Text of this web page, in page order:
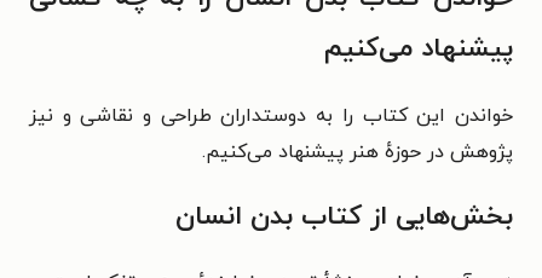
پیشنهاد می‌کنیم
خواندن این کتاب را به دوستداران طراحی و نقاشی و نیز
پژوهش در حوزهٔ هنر پیشنهاد می‌کنیم.
بخش‌هایی از کتاب بدن انسان